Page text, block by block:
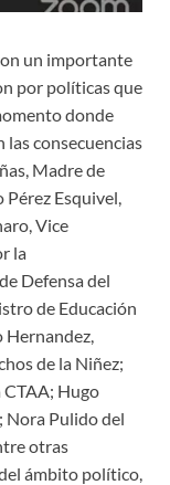
un importante
por políticas que
donde
las consecuencias
Madre de
Esquivel,
Vice
la
Defensa del
de Educación
Hernandez,
de la Niñez;
CTAA; Hugo
Nora Pulido del
otras
ámbito político,